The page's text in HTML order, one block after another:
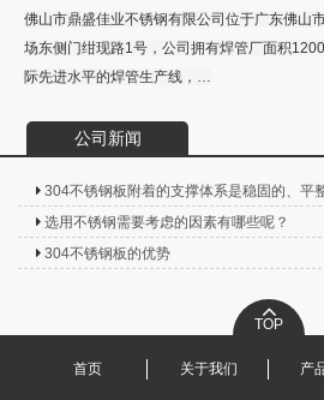
佛山市鼎盛佳业不锈钢有限公司位于广东佛山
场东侧门绀现路1号，公司拥有焊管厂面积
际先进水平的焊管生产线，…
公司新闻
304不锈钢板附着的支撑体系是稳固的、平
选用不锈钢需要考虑的因素有哪些呢？
304不锈钢板的优势
TOP
首页 关于我们 产